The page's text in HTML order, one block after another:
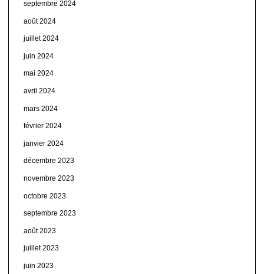
septembre 2024
août 2024
juillet 2024
juin 2024
mai 2024
avril 2024
mars 2024
février 2024
janvier 2024
décembre 2023
novembre 2023
octobre 2023
septembre 2023
août 2023
juillet 2023
juin 2023